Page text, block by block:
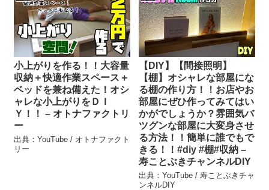
小上がりを作る！！大容量
収納＋快適作業スペース＋
ベッドを兼ね備えた！オシ
ャレな小上がりをＤＩ
Ｙ！！ – オトナファクトリ
ー
出典：YouTube / オトナファクト
リー
【DIY】【間接照明】
【棚】オシャレな部屋にな
る棚の作り方！！お店やお
部屋にぜひ作ってみてはい
かがでしょうか？雰囲気バ
ツグンな部屋に大変身させ
る方法！！簡単に誰でもで
きる！！#diy #棚#収納 –
寿ことぶきチャンネルDIY
出典：YouTube / 寿ことぶきチャ
ンネルDIY